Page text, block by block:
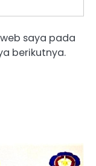
saya pada
berikutnya.